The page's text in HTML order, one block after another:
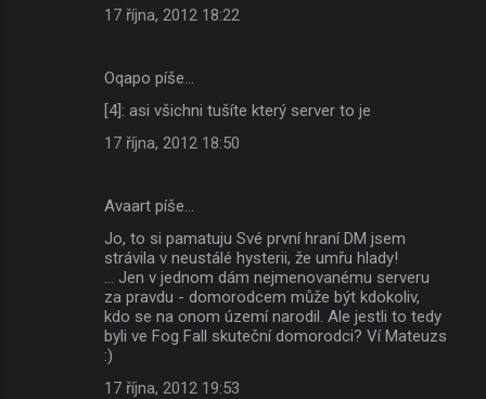
17 října, 2012 18:22
Oqapo píše…
[4]: asi všichni tušíte který server to je
17 října, 2012 18:50
Avaart píše…
Jo, to si pamatuju Své první hraní DM jsem
strávila v neustálé hysterii, že umřu hlady!
... Jen v jednom dám nejmenovanému serveru
za pravdu - domorodcem může být kdokoliv,
kdo se na onom území narodil. Ale jestli to tedy
byli ve Fog Fall skuteční domorodci? Ví Mateuzs
:)
17 října, 2012 19:53